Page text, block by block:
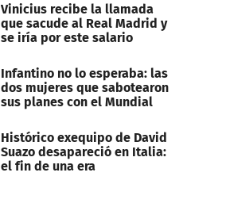
Vinicius recibe la llamada
que sacude al Real Madrid y
se iría por este salario
Infantino no lo esperaba: las
dos mujeres que sabotearon
sus planes con el Mundial
Histórico exequipo de David
Suazo desapareció en Italia:
el fin de una era